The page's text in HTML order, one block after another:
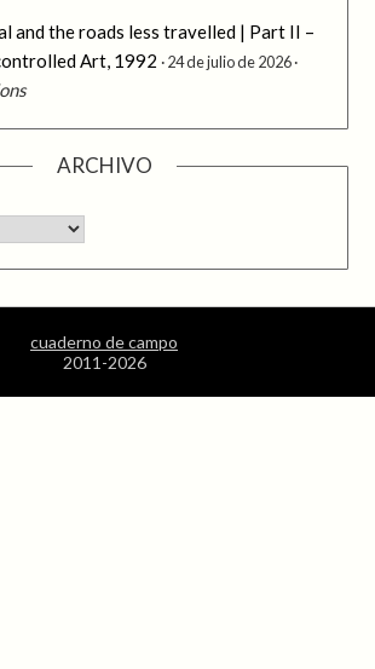
and the roads less travelled | Part II –
Art, 1992
24 de julio de 2026
ARCHIVO
cuaderno de campo
2011-2026